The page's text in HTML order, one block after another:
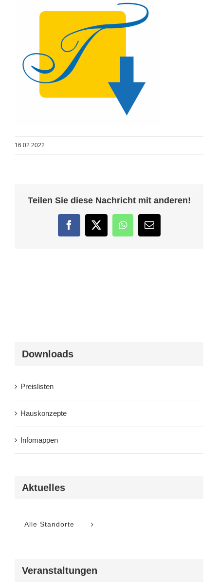
16.02.2022
Teilen Sie diese Nachricht mit anderen!
FacebookTwitterWhatsApp
E-
Mail
Downloads
Preislisten
Hauskonzepte
Infomappen
Aktuelles
Alle Standorte
Veranstaltungen